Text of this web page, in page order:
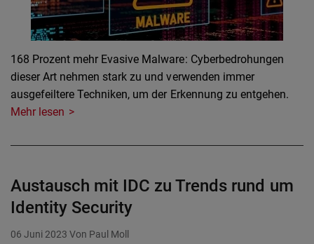
168 Prozent mehr Evasive Malware: Cyberbedrohungen
dieser Art nehmen stark zu und verwenden immer
ausgefeiltere Techniken, um der Erkennung zu entgehen.
Mehr lesen
Austausch mit IDC zu Trends rund um
Identity Security
06 Juni 2023 Von Paul Moll